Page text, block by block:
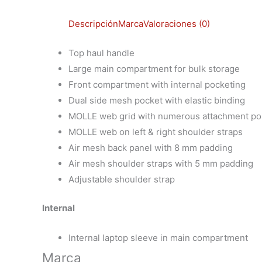
DescripciónMarcaValoraciones (0)
Top haul handle
Large main compartment for bulk storage
Front compartment with internal pocketing
Dual side mesh pocket with elastic binding
MOLLE web grid with numerous attachment
MOLLE web on left & right shoulder straps
Air mesh back panel with 8 mm padding
Air mesh shoulder straps with 5 mm padding
Adjustable shoulder strap
Internal
Internal laptop sleeve in main compartment
Marca